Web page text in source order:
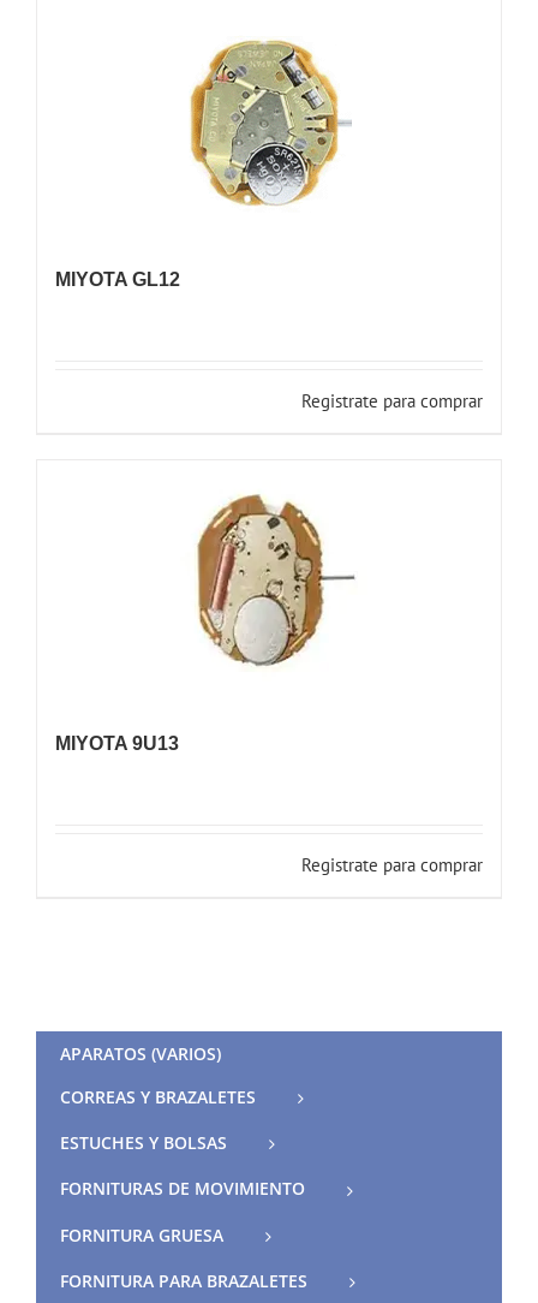
MIYOTA GL12
Registrate para comprar
MIYOTA 9U13
Registrate para comprar
APARATOS (VARIOS)
CORREAS Y BRAZALETES
ESTUCHES Y BOLSAS
FORNITURAS DE MOVIMIENTO
FORNITURA GRUESA
FORNITURA PARA BRAZALETES